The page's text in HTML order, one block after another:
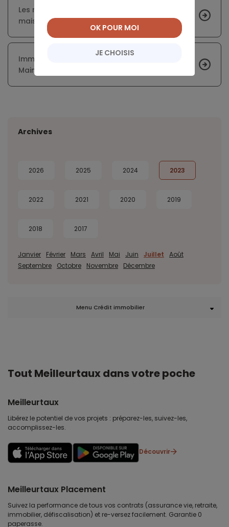
Les mobil-homes : accessibles financièrement,
mais pas sans risques pour les investisseurs
Immobilier d'entreprise : un secteur porteur en
Maine-et-Loire
Archives
2026 2025 2024 2023
2022 2021 2020 2019
2018 2017
Janvier Février Mars Avril Mai Juin Juillet
Août
Septembre
Octobre Novembre Décembre
Menu Crédit immobilier
Tout Meilleurtaux dans votre poche
Meilleurtaux
Libérez le potentiel de vos projets : préparez-les, suivez-les,
accomplissez-les.
Découvrir
Meilleurtaux Placement
Suivez la performance de tous vos contrats (assurance vie, retraite,
immobilier, défiscalisation) et re-versez facilement. Garantie 0
paperasse.
JE CHOISIS
OK POUR MOI